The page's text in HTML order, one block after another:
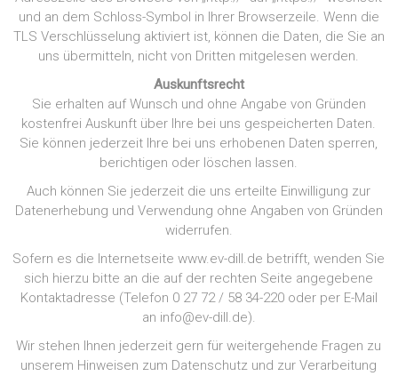
und an dem Schloss-Symbol in Ihrer Browserzeile. Wenn die
TLS Verschlüsselung aktiviert ist, können die Daten, die Sie an
uns übermitteln, nicht von Dritten mitgelesen werden.
Auskunftsrecht
Sie erhalten auf Wunsch und ohne Angabe von Gründen
kostenfrei Auskunft über Ihre bei uns gespeicherten Daten.
Sie können jederzeit Ihre bei uns erhobenen Daten sperren,
berichtigen oder löschen lassen.
Auch können Sie jederzeit die uns erteilte Einwilligung zur
Datenerhebung und Verwendung ohne Angaben von Gründen
widerrufen.
Sofern es die Internetseite www.ev-dill.de betrifft, wenden Sie
sich hierzu bitte an die auf der rechten Seite angegebene
Kontaktadresse (Telefon 0 27 72 / 58 34-220 oder per E-Mail
an info@ev-dill.de).
Wir stehen Ihnen jederzeit gern für weitergehende Fragen zu
unserem Hinweisen zum Datenschutz und zur Verarbeitung